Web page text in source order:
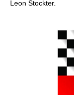
Leon Stockter.